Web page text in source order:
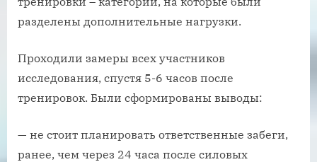
разделены дополнительные нагрузки.
Проходили замеры всех участников
исследования, спустя 5-6 часов после
тренировок. Были сформированы выводы:
— не стоит планировать ответственные забеги,
ранее, чем через 24 часа после силовых